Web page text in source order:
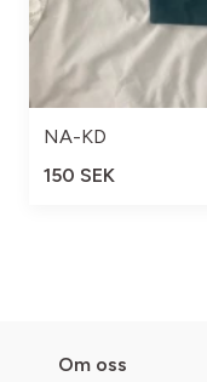
NA-KD
150 SEK
Om oss